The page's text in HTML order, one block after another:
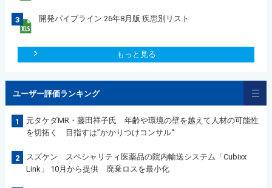
3 開発パイプライン 26年8月版 疾患別リスト
もっと見る
ユーザー評価ランキング
1
元タケダMR・藤田祥子氏 年齢や環境の壁を越えて人材の可能性
を切拓く 目指すは”かかりつけコンサル“
2
スズケン スペシャリティ医薬品の院内輸送システム「Cubixx
Link」 10月から提供 廃棄ロスを最小化